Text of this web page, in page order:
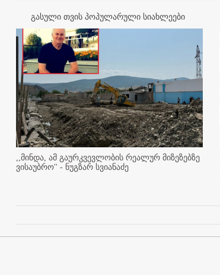
გასული თვის პოპულარული სიახლეები
,,მინდა, ამ გაურკვევლობის რეალურ მიზეზებზე
ვისაუბრო'' - ნუგზარ სვიანაძე